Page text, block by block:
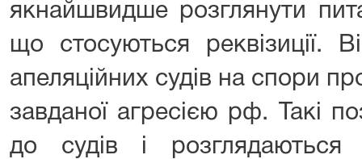
якнайшвидше розглянути
що стосуються реквізиції.
апеляційних судів на спори
завданої агресією рф. Такі
до судів і розглядаються